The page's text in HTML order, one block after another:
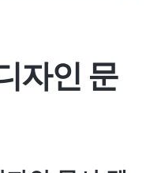
자인 문